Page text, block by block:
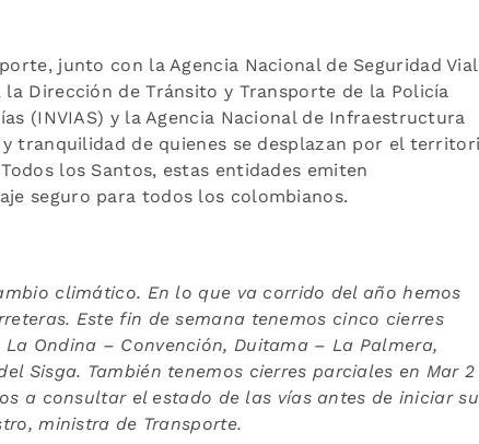
junto con la Agencia Nacional de Seguridad Vial
Dirección de Tránsito y Transporte de la Policía
(INVIAS) y la Agencia Nacional de Infraestructura
tranquilidad de quienes se desplazan por el
los Santos, estas entidades emiten
seguro para todos los colombianos.
climático. En lo que va corrido del año hemos
Este fin de semana tenemos cinco cierres
Ondina – Convención, Duitama – La Palmera,
Sisga. También tenemos cierres parciales en Mar 2
a consultar el estado de las vías antes de iniciar su
ministra de Transporte.